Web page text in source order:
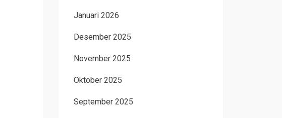
Januari 2026
Desember 2025
November 2025
Oktober 2025
September 2025